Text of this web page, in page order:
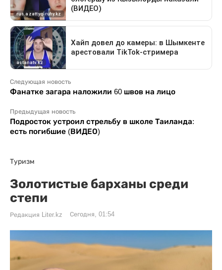
Следующая новость
Фанатке загара наложили 60 швов на лицо
Предыдущая новость
Подросток устроил стрельбу в школе Таиланда:
есть погибшие (ВИДЕО)
Туризм
Золотистые барханы среди
степи
Редакция Liter.kz Сегодня, 01:54